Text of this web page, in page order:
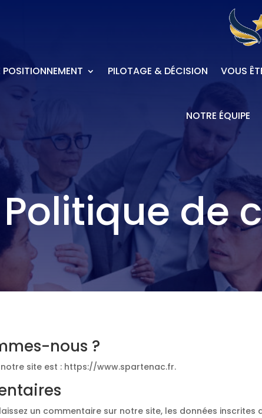
POSITIONNEMENT PILOTAGE & DÉCISION VOUS
NOTRE ÉQUIPE
Politique de
nous ?
notre site est : https://www.spartenac.fr.
un commentaire sur notre site, les données